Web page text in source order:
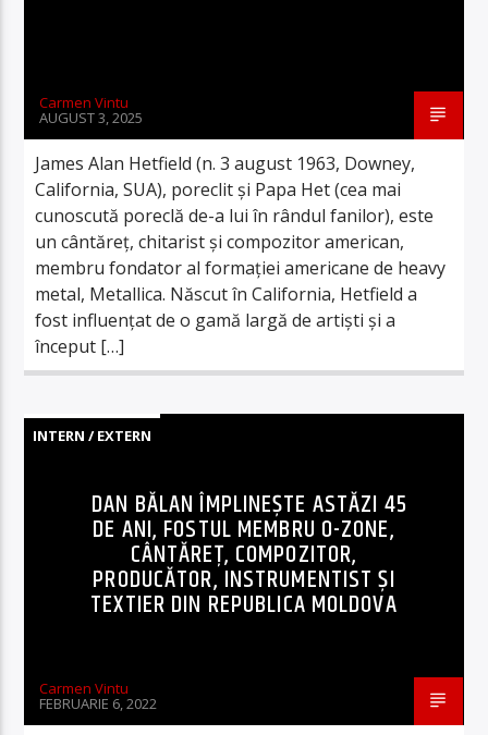
Carmen Vintu
AUGUST 3, 2025
James Alan Hetfield (n. 3 august 1963, Downey,
California, SUA), poreclit și Papa Het (cea mai
cunoscută poreclă de-a lui în rândul fanilor), este
un cântăreț, chitarist și compozitor american,
membru fondator al formației americane de heavy
metal, Metallica. Născut în California, Hetfield a
fost influențat de o gamă largă de artiști și a
început […]
INTERN / EXTERN
DAN BĂLAN ÎMPLINEȘTE ASTĂZI 45
DE ANI, FOSTUL MEMBRU O-ZONE,
CÂNTĂREȚ, COMPOZITOR,
PRODUCĂTOR, INSTRUMENTIST ȘI
TEXTIER DIN REPUBLICA MOLDOVA
Carmen Vintu
FEBRUARIE 6, 2022